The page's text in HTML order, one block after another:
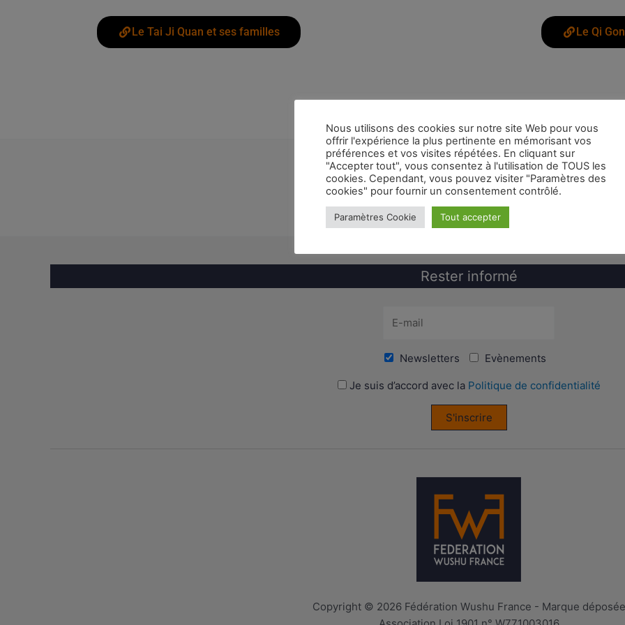
Le Tai Ji Quan et ses familles Le Qi
Mentions légales
Confidentialité et cookies
Contact
Plan du site
Rester informé
Newsletters Evènements
Je suis d’accord avec la Politique de confidentialité
S'inscrire
Copyright © 2026 Fédération Wushu France - Marque déposée
Nous utilisons des cookies sur notre site Web pour vous
offrir l'expérience la plus pertinente en mémorisant vos
préférences et vos visites répétées. En cliquant sur
"Accepter tout", vous consentez à l'utilisation de TOUS les
cookies. Cependant, vous pouvez visiter "Paramètres des
cookies" pour fournir un consentement contrôlé.
Paramètres Cookie Tout accepter